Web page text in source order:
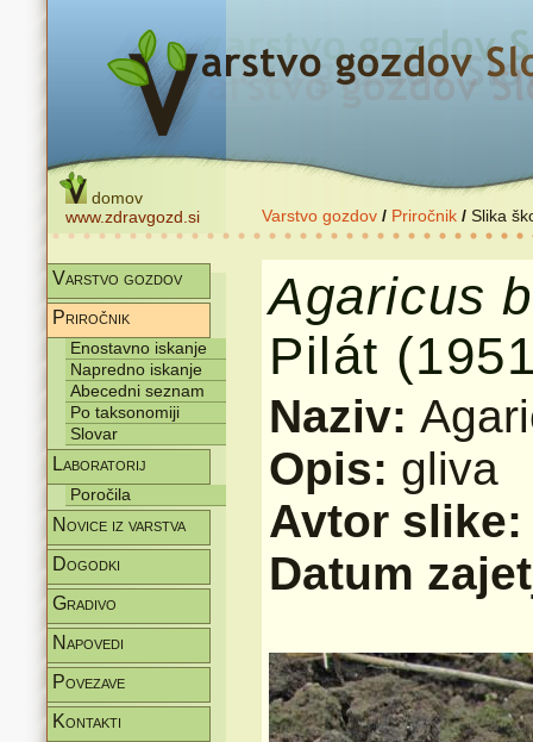
domov
www.zdravgozd.si
Varstvo gozdov / Priročnik / Slika
Varstvo gozdov
Priročnik
Enostavno iskanje
Napredno iskanje
Abecedni seznam
Po taksonomiji
Slovar
Laboratorij
Poročila
Novice iz varstva
Dogodki
Gradivo
Napovedi
Povezave
Kontakti
Agaricus
Pilát
Naziv:
Opis: gliva
Avtor
Datum